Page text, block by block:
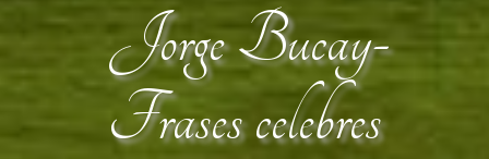
Jorge Bucay-
Frases celebres